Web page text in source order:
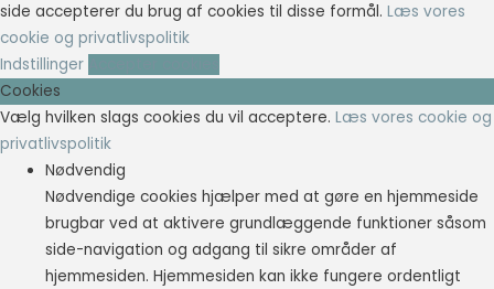
side accepterer du brug af cookies til disse formål. Læs vores
cookie og privatlivspolitik
Indstillinger
Cookies
Vælg hvilken slags cookies du vil acceptere. Læs vores cookie og
privatlivspolitik
Nødvendig
Nødvendige cookies hjælper med at gøre en hjemmeside
brugbar ved at aktivere grundlæggende funktioner såsom
side-navigation og adgang til sikre områder af
hjemmesiden. Hjemmesiden kan ikke fungere ordentligt